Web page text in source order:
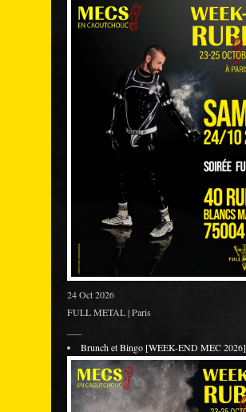
24 Oct 2026
FULL METAL | Paris
Brunch et Bingo [WEEK-END MEC 2026]